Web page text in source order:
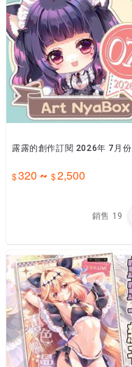
露露的創作訂閱 2026年 7月份
320 ~ 2,500
銷售 19